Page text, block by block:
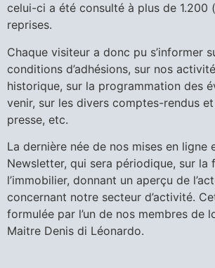
celui-ci a été consulté à plus de 1.200
reprises.
Chaque visiteur a donc pu s’informer
conditions d’adhésions, sur nos
historique, sur la programmation des
venir, sur les divers comptes-rendus
presse, etc.
La dernière née de nos mises en ligne
Newsletter, qui sera périodique, sur la
l’immobilier, donnant un aperçu de
concernant notre secteur d’activité.
formulée par l’un de nos membres de
Maitre Denis di Léonardo.